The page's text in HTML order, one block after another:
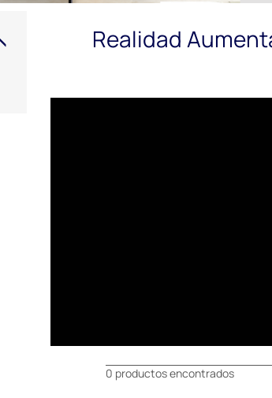
Realidad
0 productos encontrados